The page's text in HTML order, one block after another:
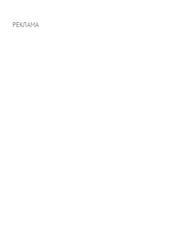
РЕКЛАМА